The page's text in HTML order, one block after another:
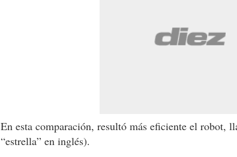
En esta comparación, resultó más eficiente el robot,
“estrella” en inglés).